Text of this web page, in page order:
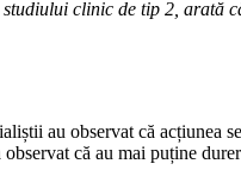
clinic de tip 2, arată
au observat că
că au mai puține